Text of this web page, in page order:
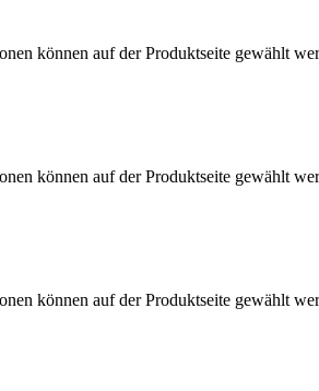
können auf der Produktseite gewählt
können auf der Produktseite gewählt
können auf der Produktseite gewählt